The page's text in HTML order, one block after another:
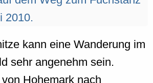
kann eine Wanderung im
sehr angenehm sein.
Hohemark nach